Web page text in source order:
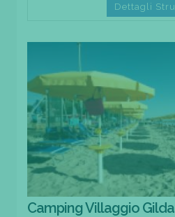
Dettagli
Camping Villaggio Gilda